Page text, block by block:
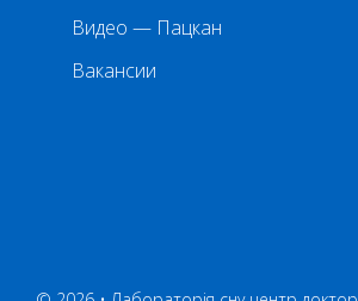
Видео — Пацкан
Вакансии